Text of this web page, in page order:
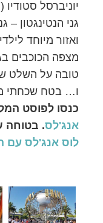
יוניברסל
גני הנטינגטון –
ואזור מיוחד
מצפה הכוכבים
טובה על השלט
ו… בטח שכחתי
כנסו לפוסט
אנג'לס. בטוחה
לוס אנג'לס עם